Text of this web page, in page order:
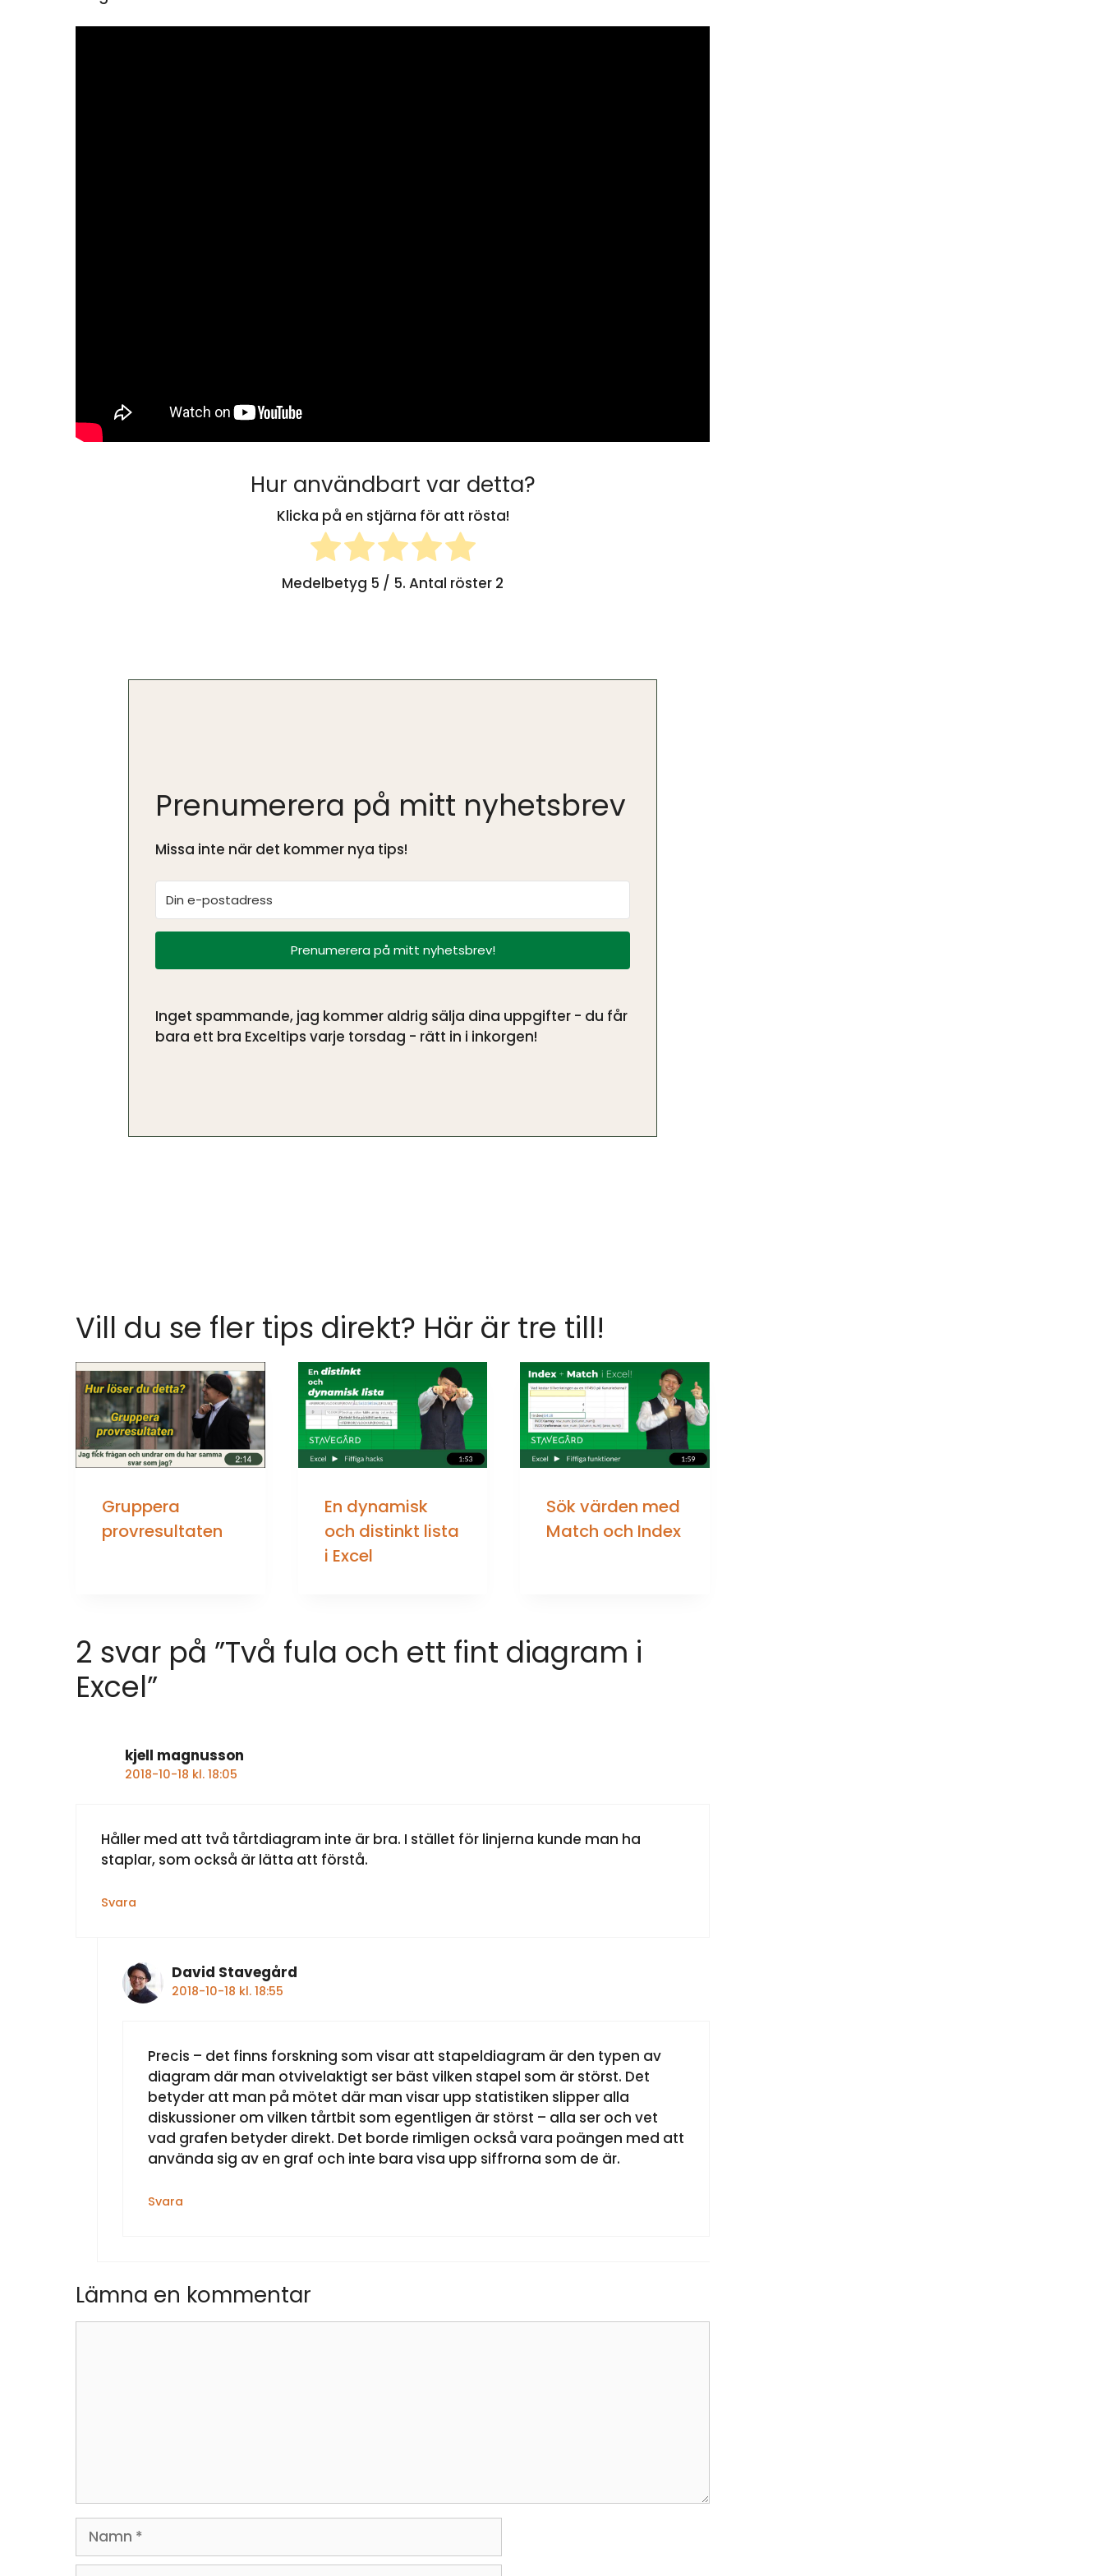
Hur användbart var detta?
Klicka på en stjärna för att rösta!
Medelbetyg 5 / 5. Antal röster 2
Prenumerera på mitt nyhetsbrev
Missa inte när det kommer nya tips!
Prenumerera på mitt nyhetsbrev!
Inget spammande, jag kommer aldrig sälja dina uppgifter - du får
bara ett bra Exceltips varje torsdag - rätt in i inkorgen!
Vill du se fler tips direkt? Här är tre till!
Gruppera
provresultaten
En dynamisk
och distinkt lista
i Excel
Sök värden med
Match och Index
2 svar på ”Två fula och ett fint diagram i
Excel”
kjell magnusson
2018-10-18 kl. 18:05
Håller med att två tårtdiagram inte är bra. I stället för linjerna kunde man ha
staplar, som också är lätta att förstå.
Svara
David Stavegård
2018-10-18 kl. 18:55
Precis – det finns forskning som visar att stapeldiagram är den typen av
diagram där man otvivelaktigt ser bäst vilken stapel som är störst. Det
betyder att man på mötet där man visar upp statistiken slipper alla
diskussioner om vilken tårtbit som egentligen är störst – alla ser och vet
vad grafen betyder direkt. Det borde rimligen också vara poängen med att
använda sig av en graf och inte bara visa upp siffrorna som de är.
Svara
Lämna en kommentar
Namn